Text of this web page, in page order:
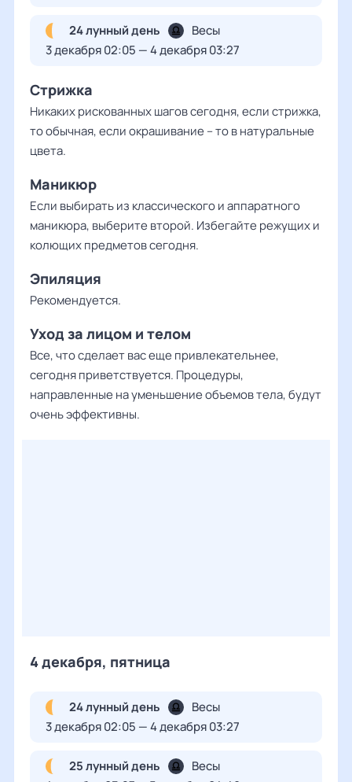
24
24 лунный день
Весы
3 декабря 02:05 — 4 декабря 03:27
Стрижка
Никаких рискованных шагов сегодня, если стрижка,
то обычная, если окрашивание – то в натуральные
цвета.
Маникюр
Если выбирать из классического и аппаратного
маникюра, выберите второй. Избегайте режущих и
колющих предметов сегодня.
Эпиляция
Рекомендуется.
Уход за лицом и телом
Все, что сделает вас еще привлекательнее,
сегодня приветствуется. Процедуры,
направленные на уменьшение объемов тела, будут
очень эффективны.
4 декабря, пятница
24 лунный день
Весы
3 декабря 02:05 — 4 декабря 03:27
25 лунный день
Весы